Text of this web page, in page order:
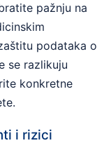
pažnju na
podataka o
se razlikuju
konkretne
i rizici